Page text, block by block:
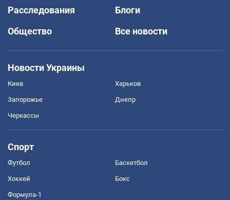
Расследования
Блоги
Общество
Все новости
Новости Украины
Киев Харьков
Запорожье Днепр
Черкассы
Спорт
Футбол Баскетбол
Хоккей Бокс
Формула-1